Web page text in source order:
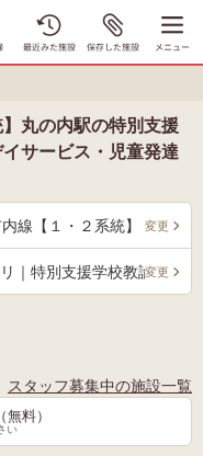
丸の内駅の特別支援
サービス・児童発達
線【１・２系統】 丸の内
変更
｜特別支援学校教諭変更
スタッフ募集中の施設一覧
料）
い